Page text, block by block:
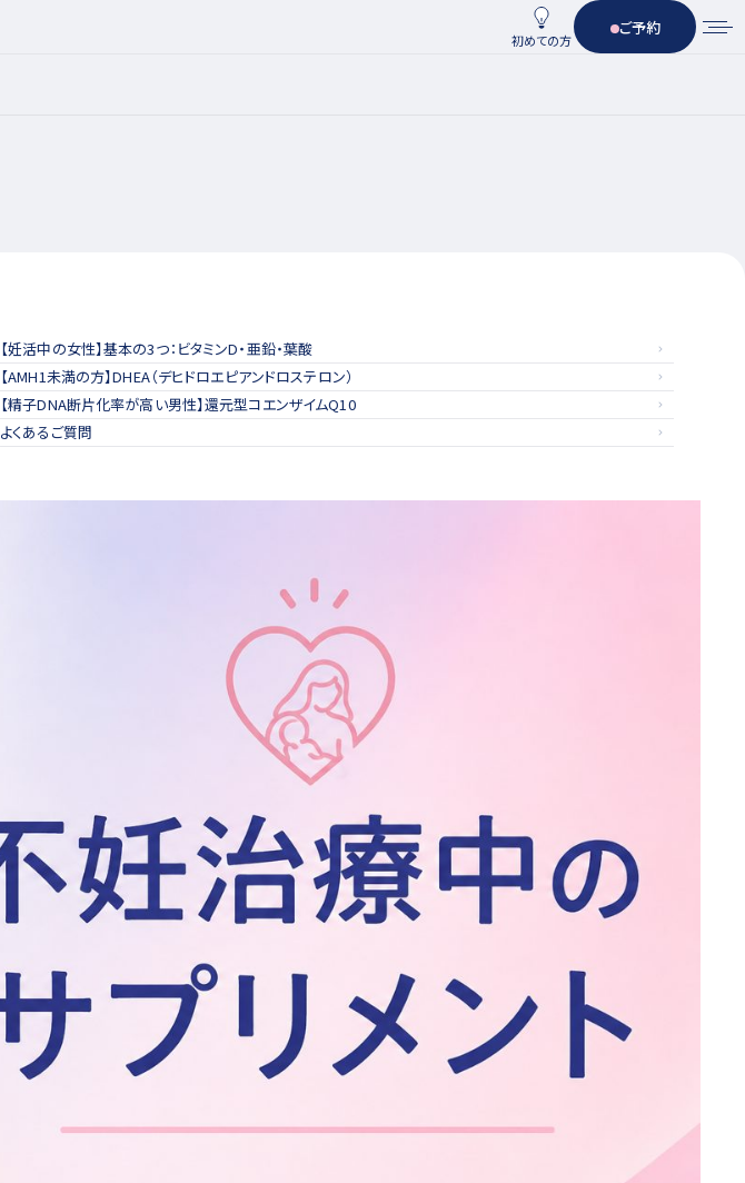
初めての方
ご予約
【妊活中の女性】基本の3つ：ビタミンD・亜鉛・葉酸
【AMH1未満の方】DHEA（デヒドロエピアンドロステロン）
【精子DNA断片化率が高い男性】還元型コエンザイムQ10
よくあるご質問